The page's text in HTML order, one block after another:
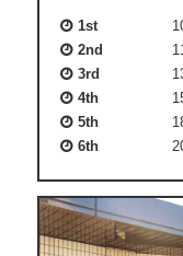
1st
2nd
3rd
4th
5th
6th